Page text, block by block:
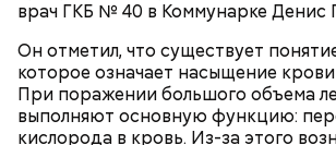
врач ГКБ № 40 в Коммунарке Денис
Он отметил, что существует
которое означает насыщение
При поражении большого объема
выполняют основную функцию:
кислорода в кровь. Из-за этого
Николая, которые находятся в
или летний. Этот день установлен
обретении его мощей.Томаты «Без
и лечо: топ-8
рецептов
Первые блюда